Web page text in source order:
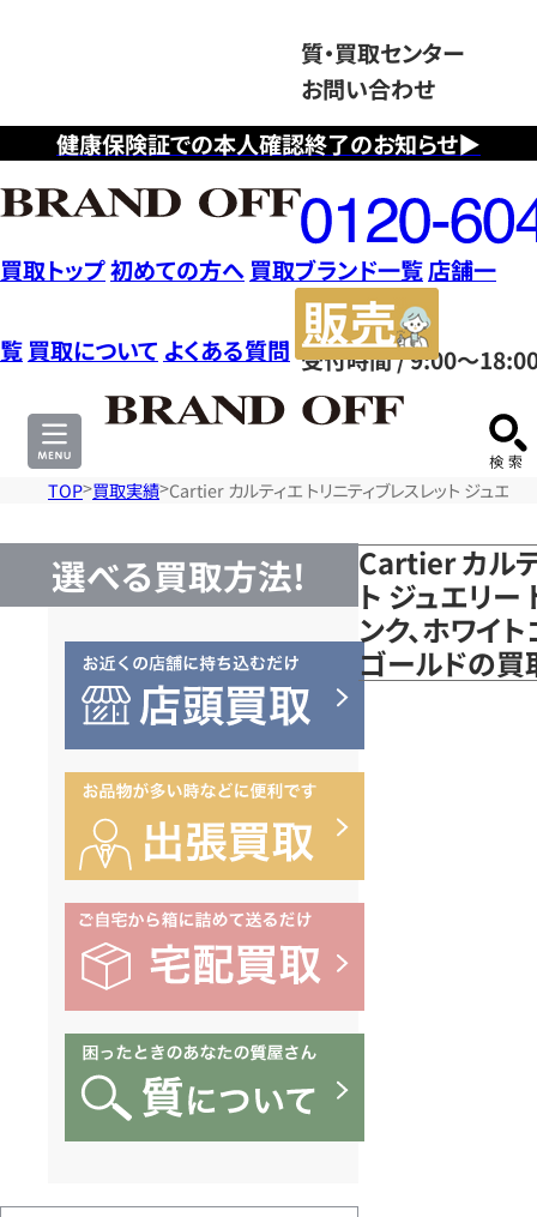
健康保険証での本人確認終了のお知らせ▶
質・買取センター
お問い合わせ
フ
リ
ー
ダ
イ
ヤ
ル
0120604117
受付時間 / 9:00～
買取トップ初めての方へ 買取ブランド一覧店舗一
覧 買取について よくある質問
サ
TOP 買取実績 Cartier カルティエ トリニティブレスレット ジュエ
選べる買取方法!
Cartier カル
ト ジュエリー
ンク、ホワイ
ゴールドの